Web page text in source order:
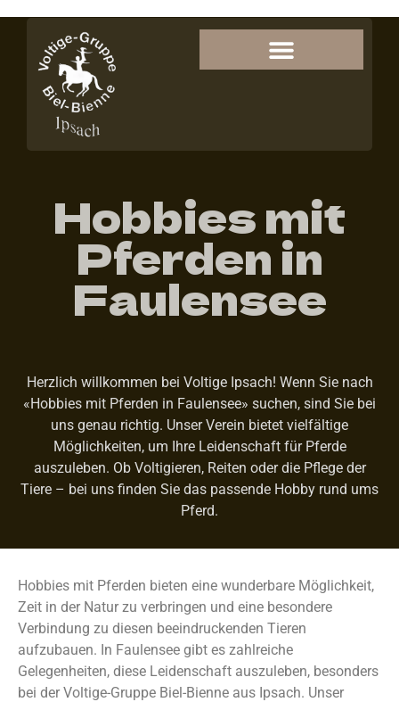
Hobbies mit
Pferden in
Faulensee
Herzlich willkommen bei Voltige Ipsach! Wenn Sie nach
«Hobbies mit Pferden in Faulensee» suchen, sind Sie bei
uns genau richtig. Unser Verein bietet vielfältige
Möglichkeiten, um Ihre Leidenschaft für Pferde
auszuleben. Ob Voltigieren, Reiten oder die Pflege der
Tiere – bei uns finden Sie das passende Hobby rund ums
Pferd.
Hobbies mit Pferden bieten eine wunderbare Möglichkeit,
Zeit in der Natur zu verbringen und eine besondere
Verbindung zu diesen beeindruckenden Tieren
aufzubauen. In Faulensee gibt es zahlreiche
Gelegenheiten, diese Leidenschaft auszuleben, besonders
bei der Voltige-Gruppe Biel-Bienne aus Ipsach. Unser